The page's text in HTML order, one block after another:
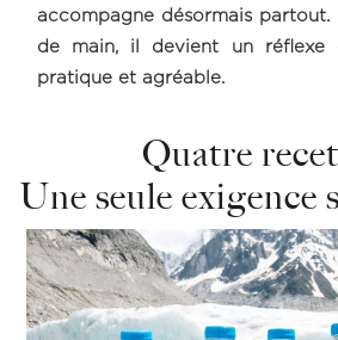
accompagne désormais
de main, il devient un réflexe
pratique et agréable.
Quatre
Une seule exigence